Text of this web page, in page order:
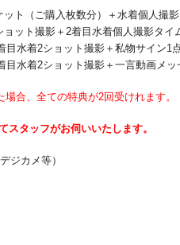
ト（ご購入枚数分）＋ 水着個人撮
ョット撮影＋2着目水着個人撮影タイ
水着2ショット撮影＋私物サイン1
目水着2ショット撮影＋一言動画メ
合、全ての特典が2回受けれます。
タッフがお伺いいたします。
ジカメ等）